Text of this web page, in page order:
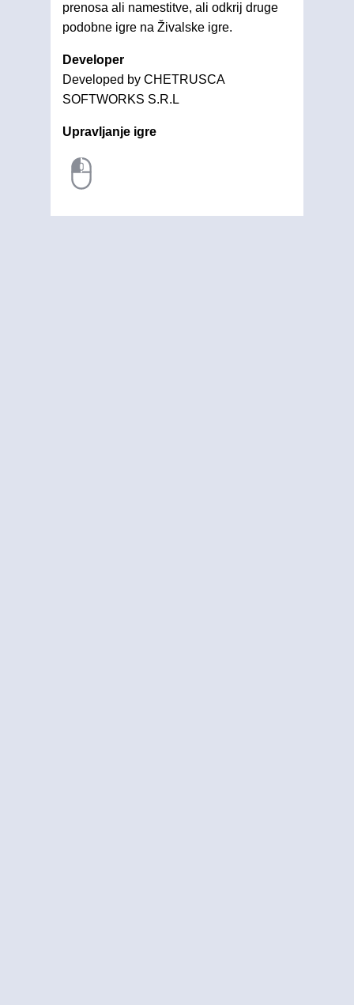
prenosa ali namestitve, ali odkrij druge
podobne igre na Živalske igre.
Developer
Developed by CHETRUSCA
SOFTWORKS S.R.L
Upravljanje igre